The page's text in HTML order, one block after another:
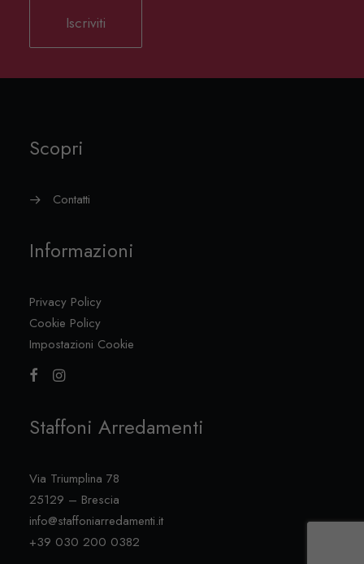
Iscriviti
Scopri
Contatti
Informazioni
Privacy Policy
Cookie Policy
Impostazioni Cookie
Staffoni Arredamenti
Via Triumplina 78
25129 – Brescia
info@staffoniarredamenti.it
+39 030 200 0382